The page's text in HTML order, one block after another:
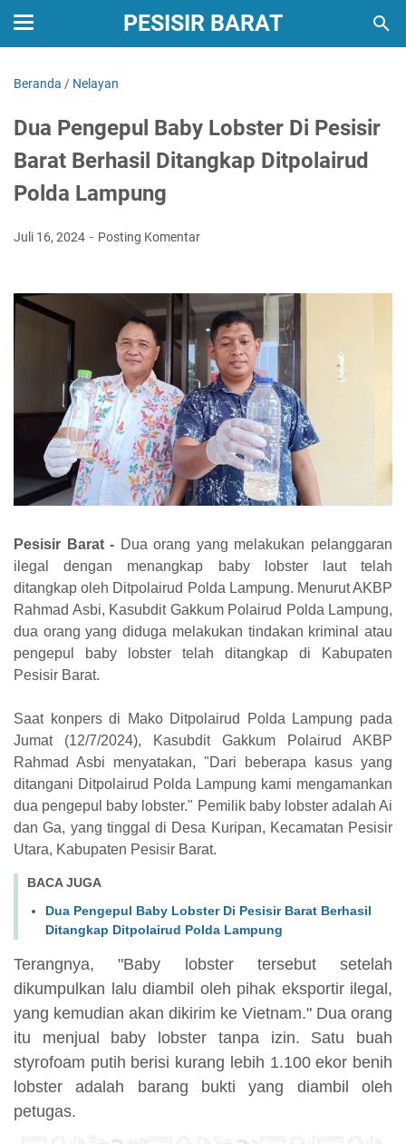
PESISIR BARAT
Beranda / Nelayan
Dua Pengepul Baby Lobster Di Pesisir
Barat Berhasil Ditangkap Ditpolairud
Polda Lampung
Juli 16, 2024 Posting Komentar
Pesisir Barat - Dua orang yang melakukan pelanggaran
ilegal dengan menangkap baby lobster laut telah
ditangkap oleh Ditpolairud Polda Lampung. Menurut AKBP
Rahmad Asbi, Kasubdit Gakkum Polairud Polda Lampung,
dua orang yang diduga melakukan tindakan kriminal atau
pengepul baby lobster telah ditangkap di Kabupaten
Pesisir Barat.
Saat konpers di Mako Ditpolairud Polda Lampung pada
Jumat (12/7/2024), Kasubdit Gakkum Polairud AKBP
Rahmad Asbi menyatakan, "Dari beberapa kasus yang
ditangani Ditpolairud Polda Lampung kami mengamankan
dua pengepul baby lobster." Pemilik baby lobster adalah Ai
dan Ga, yang tinggal di Desa Kuripan, Kecamatan Pesisir
Utara, Kabupaten Pesisir Barat.
BACA JUGA
Dua Pengepul Baby Lobster Di Pesisir Barat Berhasil
Ditangkap Ditpolairud Polda Lampung
Terangnya, "Baby lobster tersebut setelah
dikumpulkan lalu diambil oleh pihak eksportir ilegal,
yang kemudian akan dikirim ke Vietnam." Dua orang
itu menjual baby lobster tanpa izin. Satu buah
styrofoam putih berisi kurang lebih 1.100 ekor benih
lobster adalah barang bukti yang diambil oleh
petugas.